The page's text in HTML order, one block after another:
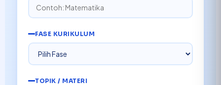
FASE KURIKULUM
TOPIK / MATERI